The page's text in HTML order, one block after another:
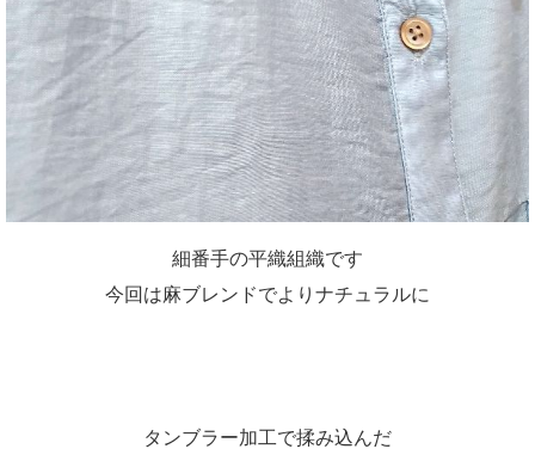
細番手の平織組織です
今回は麻ブレンドでよりナチュラルに
タンブラー加工で揉み込んだ